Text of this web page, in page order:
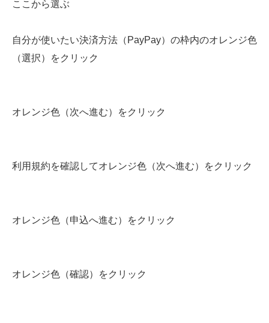
ここから選ぶ
自分が使いたい決済方法（PayPay）の枠内のオレンジ色
（選択）をクリック
オレンジ色（次へ進む）をクリック
利用規約を確認してオレンジ色（次へ進む）をクリック
オレンジ色（申込へ進む）をクリック
オレンジ色（確認）をクリック